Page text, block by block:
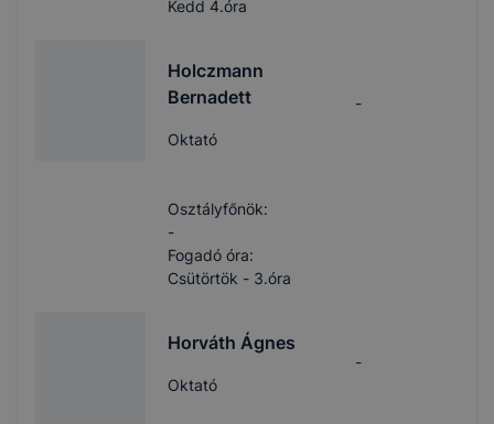
Kedd 4.óra
Holczmann
Bernadett
Oktató
-
Osztályfőnök:
-
Fogadó óra:
Csütörtök - 3.óra
Horváth Ágnes
Oktató
-